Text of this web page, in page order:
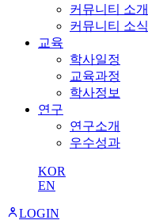
커뮤니티 소개
커뮤니티 소식
교육
학사일정
교육과정
학사정보
연구
연구소개
우수성과
KOR
EN
LOGIN